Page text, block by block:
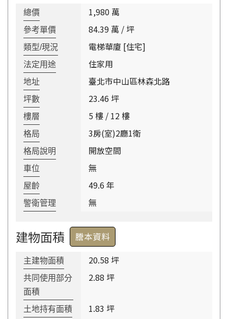
總價 1,980 萬
參考單價 84.39 萬 / 坪
類型/現況 電梯華廈 [住宅]
法定用途 住家用
地址 臺北市中山區林森北路
坪數 23.46 坪
樓層 5 樓 / 12 樓
格局 3房(室)2廳1衛
格局說明 開放空間
車位 無
屋齡 49.6 年
警衛管理 無
建物面積 謄本資料
主建物面積 20.58 坪
共同使用部分
面積
2.88 坪
土地持有面積 1.83 坪